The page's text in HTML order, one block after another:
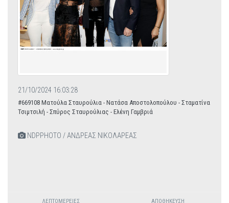
21/10/2024 16:03:28
#669108 Ματούλα Σταυρούλια - Νατάσα Αποστολοπούλου - Σταματίνα
Τσιμτσιλή - Σπύρος Σταυρούλιας - Ελένη Γαμβριά
NDPPHOTO / ΑΝΔΡΕΑΣ ΝΙΚΟΛΑΡΕΑΣ
ΛΕΠΤΟΜΈΡΕΙΕΣ ΑΠΟΘΉΚΕΥΣΗ